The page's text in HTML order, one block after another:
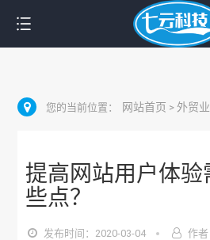
您的当前位置： 网站首页 > 外贸
提高网站用户体验
些点？
发布时间：2020-03-04
作